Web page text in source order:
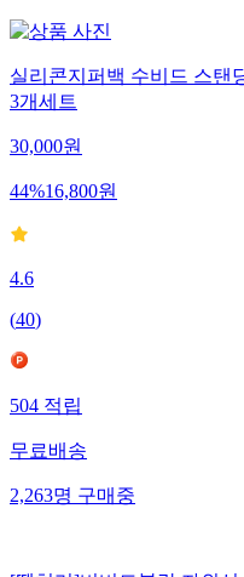
실리콘지퍼백 수비드 스탠
3개세트
30,000원
44%16,800원
4.6
(40)
504적립
무료배송
2,263명구매중